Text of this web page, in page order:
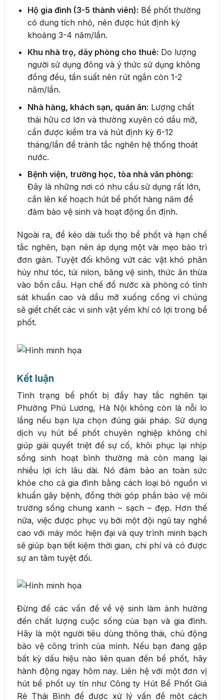
Hộ gia đình (3-5 thành viên): Bể phốt thường
có dung tích nhỏ, nên được hút định kỳ
khoảng 3-4 năm/lần.
Khu nhà trọ, dãy phòng cho thuê: Do lượng
người sử dụng đông và ý thức sử dụng không
đồng đều, tần suất nên rút ngắn còn 1-2
năm/lần.
Nhà hàng, khách sạn, quán ăn: Lượng chất
thải hữu cơ lớn và thường xuyên có dầu mỡ,
cần được kiểm tra và hút định kỳ 6-12
tháng/lần để tránh tắc nghẽn hệ thống thoát
nước.
Bệnh viện, trường học, tòa nhà văn phòng:
Đây là những nơi có nhu cầu sử dụng rất lớn,
cần lên kế hoạch hút bể phốt hàng năm để
đảm bảo vệ sinh và hoạt động ổn định.
Ngoài ra, để kéo dài tuổi thọ bể phốt và hạn chế
tắc nghẽn, bạn nên áp dụng một vài mẹo bảo trì
đơn giản. Tuyệt đối không vứt các vật khó phân
hủy như tóc, túi nilon, băng vệ sinh, thức ăn thừa
vào bồn cầu. Hạn chế đổ nước xà phòng có tính
sát khuẩn cao và dầu mỡ xuống cống vì chúng
sẽ giết chết các vi sinh vật yếm khí có lợi trong bể
phốt.
Kết luận
Tình trạng bể phốt bị đầy hay tắc nghẽn tại
Phường Phú Lương, Hà Nội không còn là nỗi lo
lắng nếu bạn lựa chọn đúng giải pháp. Sử dụng
dịch vụ hút bể phốt chuyên nghiệp không chỉ
giúp giải quyết triệt để sự cố, khôi phục lại nhịp
sống sinh hoạt bình thường mà còn mang lại
nhiều lợi ích lâu dài. Nó đảm bảo an toàn sức
khỏe cho cả gia đình bằng cách loại bỏ nguồn vi
khuẩn gây bệnh, đồng thời góp phần bảo vệ môi
trường sống chung xanh – sạch – đẹp. Hơn thế
nữa, việc được phục vụ bởi một đội ngũ tay nghề
cao với máy móc hiện đại và quy trình minh bạch
sẽ giúp bạn tiết kiệm thời gian, chi phí và có được
sự an tâm tuyệt đối.
Đừng để các vấn đề về vệ sinh làm ảnh hưởng
đến chất lượng cuộc sống của bạn và gia đình.
Hãy là một người tiêu dùng thông thái, chủ động
bảo vệ công trình của mình. Nếu bạn đang gặp
bất kỳ dấu hiệu nào liên quan đến bể phốt, hãy
hành động ngay hôm nay. Liên hệ với một đơn vị
hút bể phốt uy tín như Công ty Hút Bể Phốt Giá
Rẻ Thái Bình để được xử lý vấn đề một cách